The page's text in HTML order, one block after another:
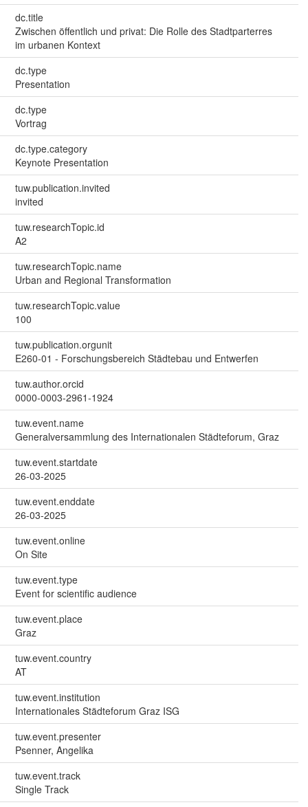
dc.title
Zwischen öffentlich und privat: Die Rolle des Stadtparterres
im urbanen Kontext
dc.type
Presentation
dc.type
Vortrag
dc.type.category
Keynote Presentation
tuw.publication.invited
invited
tuw.researchTopic.id
A2
tuw.researchTopic.name
Urban and Regional Transformation
tuw.researchTopic.value
100
tuw.publication.orgunit
E260-01 - Forschungsbereich Städtebau und Entwerfen
tuw.author.orcid
0000-0003-2961-1924
tuw.event.name
Generalversammlung des Internationalen Städteforum, Graz
tuw.event.startdate
26-03-2025
tuw.event.enddate
26-03-2025
tuw.event.online
On Site
tuw.event.type
Event for scientific audience
tuw.event.place
Graz
tuw.event.country
AT
tuw.event.institution
Internationales Städteforum Graz ISG
tuw.event.presenter
Psenner, Angelika
tuw.event.track
Single Track